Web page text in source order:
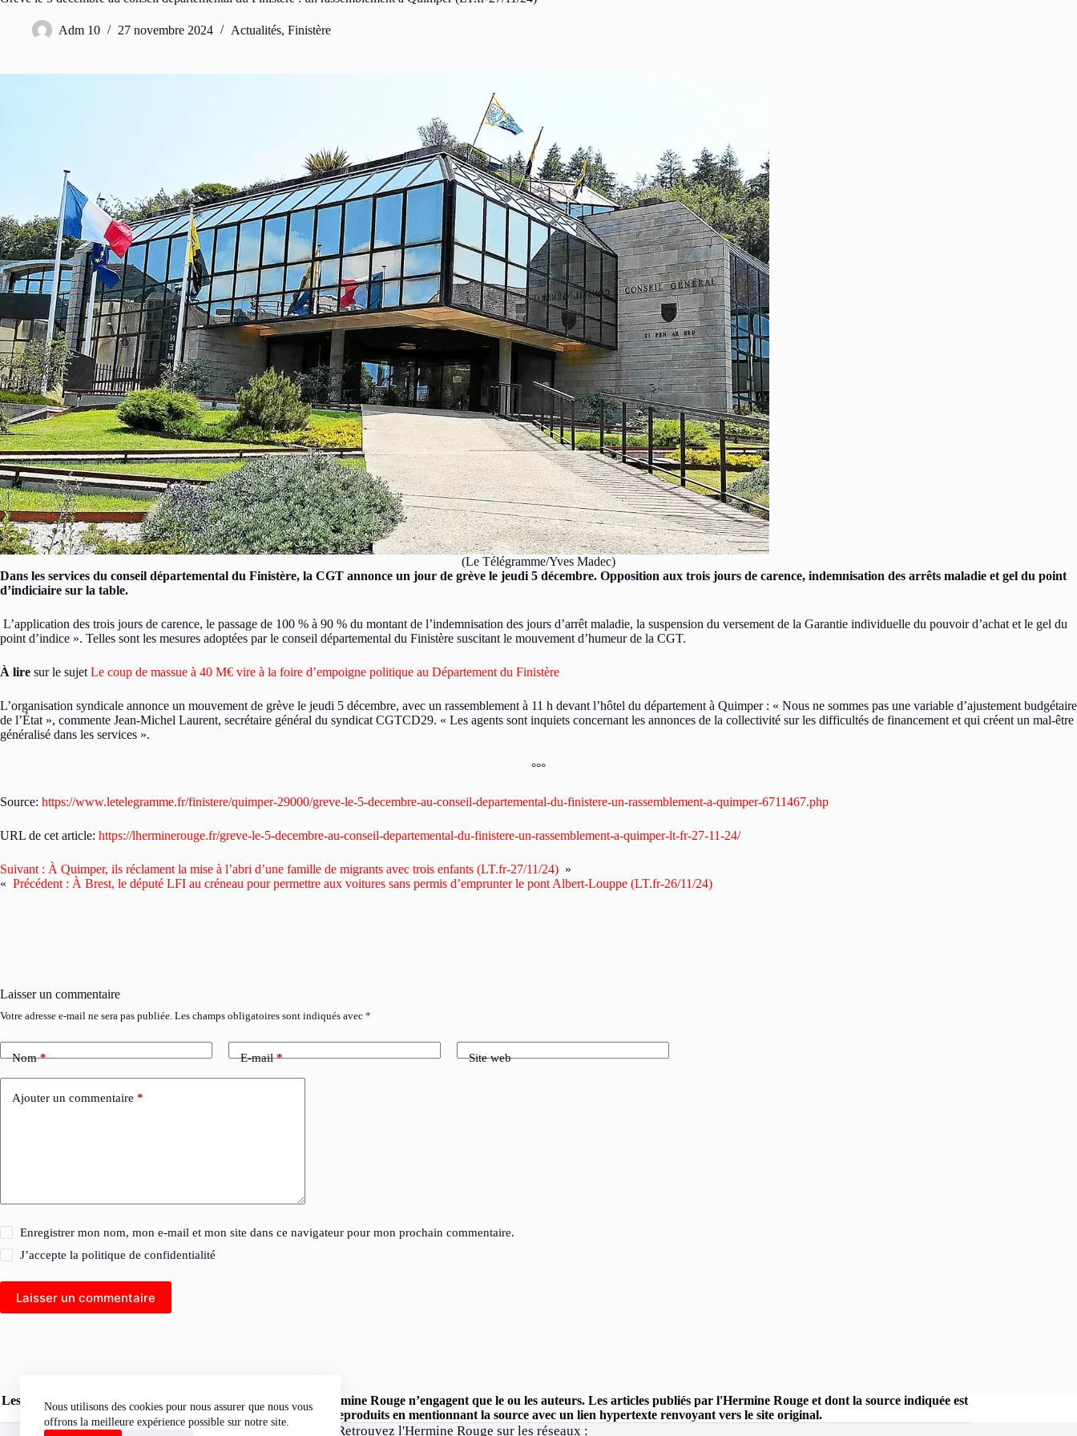
Nous utilisons des cookies pour nous assurer que nous vous
offrons la meilleure expérience possible sur notre site.
Adm 10 27 novembre 2024 Actualités, Finistère
(Le Télégramme/Yves Madec)
Dans les services du conseil départemental du Finistère, la CGT annonce un jour de grève le jeudi 5 décembre. Opposition aux trois jours de carence, indemnisation des arrêts maladie et gel du point
d’indiciaire sur la table.
L’application des trois jours de carence, le passage de 100 % à 90 % du montant de l’indemnisation des jours d’arrêt maladie, la suspension du versement de la Garantie individuelle du pouvoir d’achat et le gel du
point d’indice ». Telles sont les mesures adoptées par le conseil départemental du Finistère suscitant le mouvement d’humeur de la CGT.
À lire sur le sujet Le coup de massue à 40 M€ vire à la foire d’empoigne politique au Département du Finistère
L’organisation syndicale annonce un mouvement de grève le jeudi 5 décembre, avec un rassemblement à 11 h devant l’hôtel du département à Quimper : « Nous ne sommes pas une variable d’ajustement budgétaire
de l’État », commente Jean-Michel Laurent, secrétaire général du syndicat CGTCD29. « Les agents sont inquiets concernant les annonces de la collectivité sur les difficultés de financement et qui créent un mal-être
généralisé dans les services ».
°°°
Source: https://www.letelegramme.fr/finistere/quimper-29000/greve-le-5-decembre-au-conseil-departemental-du-finistere-un-rassemblement-a-quimper-6711467.php
URL de cet article: https://lherminerouge.fr/greve-le-5-decembre-au-conseil-departemental-du-finistere-un-rassemblement-a-quimper-lt-fr-27-11-24/
Suivant : À Quimper, ils réclament la mise à l’abri d’une famille de migrants avec trois enfants (LT.fr-27/11/24) »
« Précédent : À Brest, le député LFI au créneau pour permettre aux voitures sans permis d’emprunter le pont Albert-Louppe (LT.fr-26/11/24)
Laisser un commentaire
Votre adresse e-mail ne sera pas publiée. Les champs obligatoires sont indiqués avec *
Nom* E-mail* Site web
Ajouter un commentaire *
Enregistrer mon nom, mon e-mail et mon site dans ce navigateur pour mon prochain commentaire.
J’accepte lapolitique de confidentialité
Laisser un commentaire
Les opinions exprimées dans les articles publiés sur le site l'Hermine Rouge n’engagent que le ou les auteurs. Les articles publiés par l'Hermine Rouge et dont la source indiquée est
« l'Hermine Rouge » peuvent être reproduits en mentionnant la source avec un lien hypertexte renvoyant vers le site original.
Retrouvez l'Hermine Rouge sur les réseaux :